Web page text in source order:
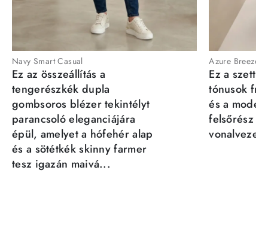
Navy Smart Casual
Ez az összeállítás a
tengerészkék dupla
gombsoros blézer tekintélyt
parancsoló eleganciájára
épül, amelyet a hófehér alap
és a sötétkék skinny farmer
tesz igazán maivá...
Azure Breeze
Ez a szett
tónusok
és a
felsőrész